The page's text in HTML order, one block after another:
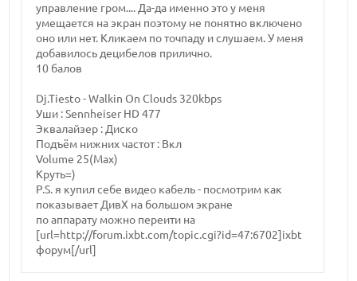
управление гром.... Да-да именно это у меня
умещается на экран поэтому не понятно включено
оно или нет. Кликаем по точпаду и слушаем. У меня
добавилось децибелов прилично.
10 балов
Dj.Tiesto - Walkin On Clouds 320kbps
Уши : Sennheiser HD 477
Эквалайзер : Диско
Подъём нижних частот : Вкл
Volume 25(Max)
Круть=)
P.S. я купил себе видео кабель - посмотрим как
показывает ДивХ на большом экране
по аппарату можно переити на
[url=http://forum.ixbt.com/topic.cgi?id=47:6702]ixbt
форум[/url]